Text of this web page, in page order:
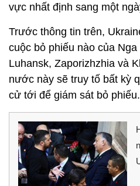
vực nhất định sang một
Trước thông tin trên,
cuộc bỏ phiếu nào của
Luhansk, Zaporizhzhia và
nước này sẽ truy tố bất kỳ
cử tới để giám sát bỏ phiếu.